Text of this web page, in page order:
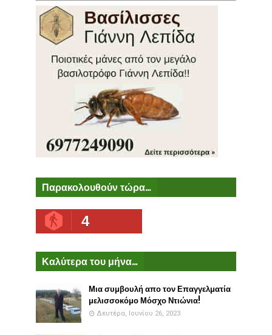
Παρακολουθούν τώρα...
4
Καλύτερα του μήνα...
Μια συμβουλή απο τον Επαγγελματία
μελισσοκόμο Μόσχο Ντιώνια!
Δευτέρα, Ιουνίου 26, 2023